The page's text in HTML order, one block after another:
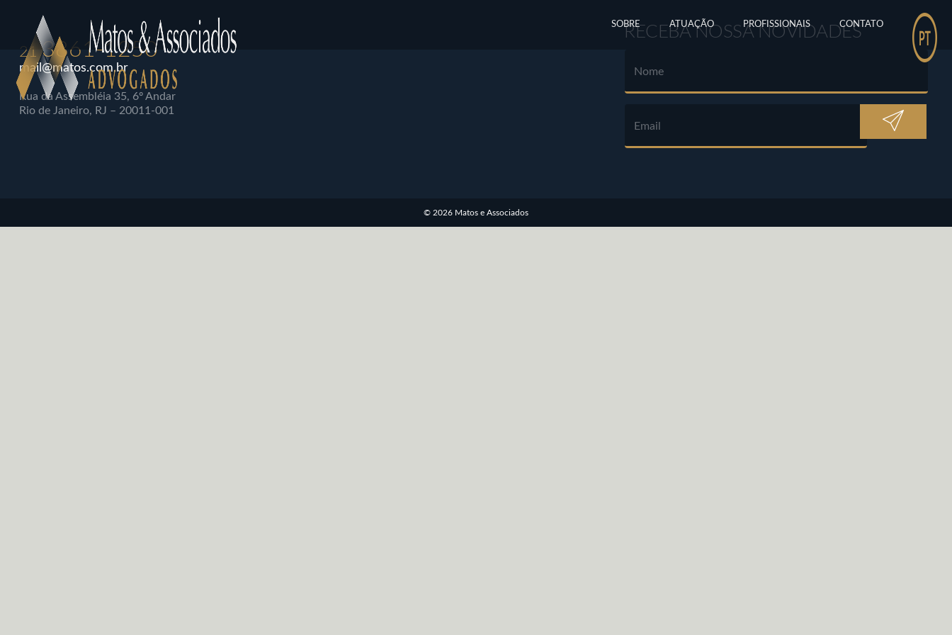
SOBRE ATUAÇÃO PROFISSIONAIS CONTATO
213861-1250
mail@matos.com.br
Rua da Assembléia 35, 6º Andar
Rio de Janeiro, RJ – 20011-001
RECEBA NOSSA NOVIDADES
© 2026 Matos e Associados